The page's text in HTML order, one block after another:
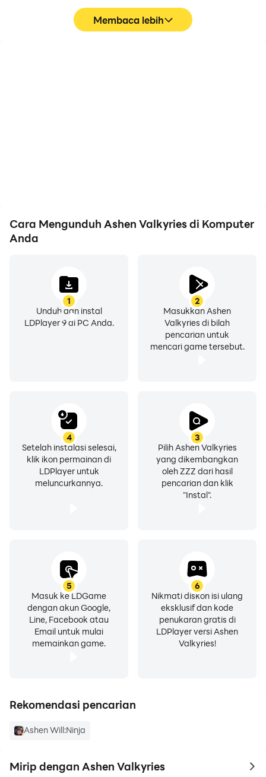
responsif.
Membaca lebih
Cara Mengunduh Ashen Valkyries di Komputer
Anda
1
Unduh dan instal
LDPlayer 9 di PC Anda.
2
Masukkan Ashen
Valkyries di bilah
pencarian untuk
mencari game tersebut.
3
Pilih Ashen Valkyries
yang dikembangkan
oleh ZZZ dari hasil
pencarian dan klik
"Instal".
4
Setelah instalasi selesai,
klik ikon permainan di
LDPlayer untuk
meluncurkannya.
5
Masuk ke LDGame
dengan akun Google,
Line, Facebook atau
Email untuk mulai
memainkan game.
6
Nikmati diskon isi ulang
eksklusif dan kode
penukaran gratis di
LDPlayer versi Ashen
Valkyries!
Rekomendasi pencarian
Ashen Will:Ninja
Mirip dengan Ashen Valkyries to